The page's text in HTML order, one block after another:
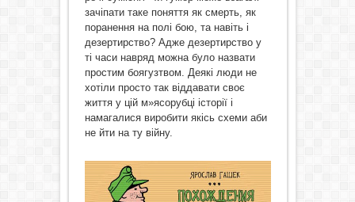
зачіпати таке поняття як смерть, як
поранення на полі бою, та навіть і
дезертирство? Адже дезертирство у
ті часи навряд можна було назвати
простим боягузтвом. Деякі люди не
хотіли просто так віддавати своє
життя у цій м»ясорубці історії і
намагалися виробити якісь схеми аби
не йти на ту війну.